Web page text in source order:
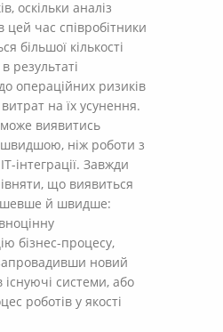
оскільки аналіз
цей час співробітники
більшої кількості
результаті
операційних ризиків
на їх усунення.
виявитись
ніж роботи з
інтеграції. Завжди
що виявиться
й швидше:
бізнес-процесу,
новий
існуючі системи, або
роботів у якості